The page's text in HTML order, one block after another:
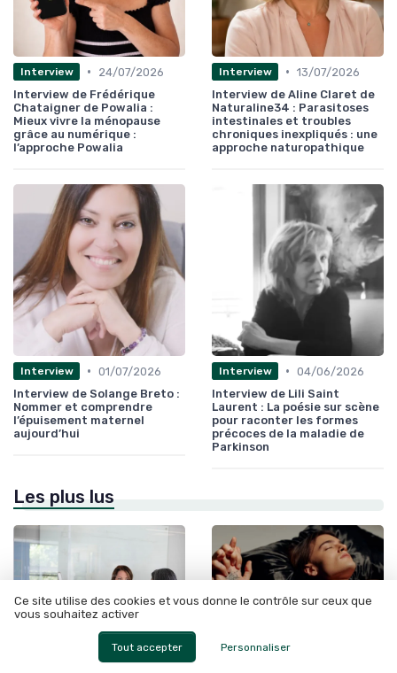
Interview •
24/07/2026
Interview de Frédérique
Chataigner de Powalia :
Mieux vivre la ménopause
grâce au numérique :
l’approche Powalia
Interview • 13/07/2026
Interview de Aline Claret de
Naturaline34 : Parasitoses
intestinales et troubles
chroniques inexpliqués : une
approche naturopathique
Interview • 01/07/2026
Interview de Solange Breto :
Nommer et comprendre
l’épuisement maternel
aujourd’hui
Interview • 04/06/2026
Interview de Lili Saint
Laurent : La poésie sur scène
pour raconter les formes
précoces de la maladie de
Parkinson
Les plus lus
Ce site utilise des cookies et vous donne le contrôle sur ceux que
vous souhaitez activer
Tout accepter Personnaliser